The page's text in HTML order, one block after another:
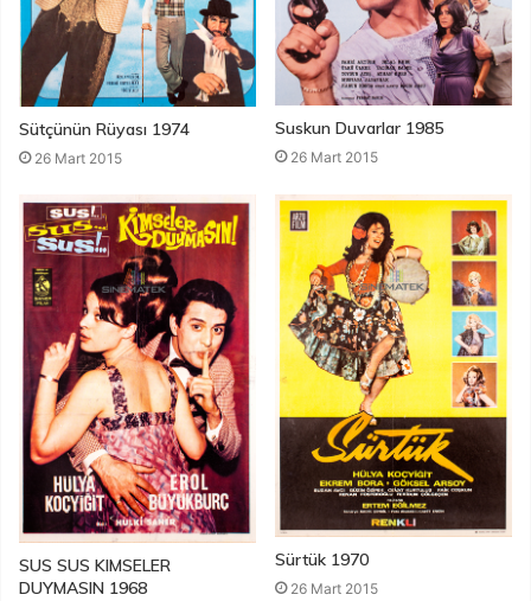
Sütçünün Rüyası 1974
26 Mart 2015
Suskun Duvarlar 1985
26 Mart 2015
SUS SUS KIMSELER
DUYMASIN 1968
Sürtük 1970
26 Mart 2015